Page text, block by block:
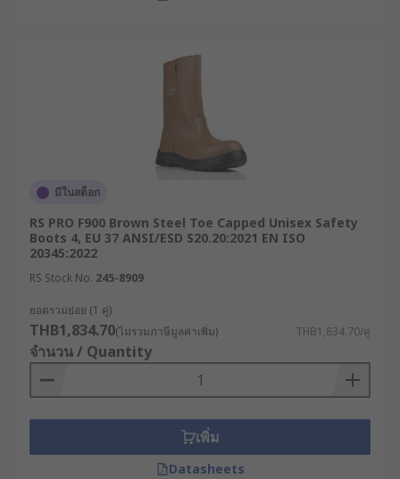
และงานเคมี พร้อมตัวเลือกที่หลากหลายเพื่อให้เหมาะ
ประเภทของรองเท้านิรภัย
และคุณสมบัติการป้องกัน
การเลือกรองเท้าบูทเซฟตี้ควรพิจารณาจากความเสี่ยง
ของพื้นที่ทำงาน วัสดุที่ใช้ผลิต และระดับการป้องกันที่
ต้องการ โดยสามารถแบ่งประเภทตามลักษณะการใช้
งานได้ ดังนี้
1. รองเท้าหัวเหล็ก สำหรับการป้องกัน
นิ้วเท้า
รองเท้าบูทเซฟตี้หัวเหล็ก ออกแบบให้มีแผ่นครอบนิ้ว
เท้าที่ทำจากเหล็กหรือวัสดุคอมโพสิตความแข็งแรงสูง
ที่ผ่านมาตรฐานข้อกำหนดด้านความทนทานต่อแรง
กระแทกและแรงบีบอัด ตามมาตรฐานความปลอดภัย
สากลอย่าง EN ISO 20345 หรือ ASTM F2413 เหมาะ
มีในสต็อก
RS PRO F900 Brown Steel Toe Capped Unisex Safety
Boots 4, EU 37 ANSI/ESD S20.20:2021 EN ISO
20345:2022
RS Stock No. 245-8909
ยอดรวมย่อย (1 คู่)
THB1,834.70(ไม่รวมภาษีมูลค่าเพิ่ม) THB1,834.70/คู่
จำนวน / Quantity
เพิ่ม
Datasheets